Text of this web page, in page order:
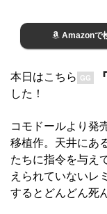
Amazonで
本日はこちら GG 『
した！
コモドールより発
移植作。天井にあ
たちに指令を与え
えられていないレ
するとどんどん死